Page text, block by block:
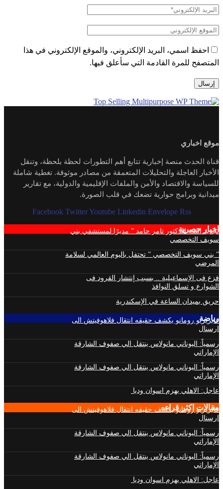
احفظ اسمي، البريد الإلكتروني، والموقع الإلكتروني في هذا
المتصفح للمرة القادمة التي سأعلق فيها.
موقع اخباري
قناة الحدث منصة إخبارية تتابع أهم التطورات لحظة بلحظة، وتنقل
الأخبار العاجلة والتحليلات المتعمقة من مصادر موثوقة. تغطية شاملة
للسياسة والاقتصاد والأمن والملفات الإقليمية والدولية، مع تقارير
ميدانية وبرامج حوارية تضعك في قلب الصورة.
Facebook Twitter Youtube Linkedin Envelope Rss
اخبار حصرية
تجديد الثقة للدكتور تامر حامد ” مديرًا لمستشفي بني
سويف التخصصي
” بني سويف التخصصي ” تحتفل باليوم العالمي لسلامة
المرضي
فزع فى الإسماعيلية .. بسبب إنتشار القرود فى
الشوارع و تسلق النوافذ
حريق بميدان الساعة في الإسكندرية
رياضة
فابريزيو رومانو يكشف حقيقه انتقال فلاهوفيتش الى
ارسنال
رسمياً: اليوناني مانولاس ينتقل الي صفوف الشارقة
الإماراتي
رسمياً: اليوناني مانولاس ينتقل الي صفوف الشارقة
الإماراتي
عاجل: الاهلي يهزم اسوان وديا
مقالات اكثر قراءه
فابريزيو رومانو يكشف حقيقه انتقال فلاهوفيتش الى
ارسنال
رسمياً: اليوناني مانولاس ينتقل الي صفوف الشارقة
الإماراتي
رسمياً: اليوناني مانولاس ينتقل الي صفوف الشارقة
الإماراتي
عاجل: الاهلي يهزم اسوان وديا